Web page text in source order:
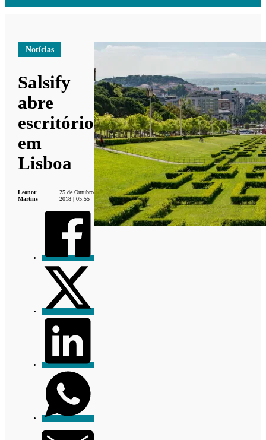
Notícias
Salsify
abre
escritório
em
Lisboa
Leonor
Martins
25 de Outubro
2018 | 05:55